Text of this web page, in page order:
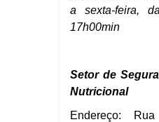
a sexta-feira,
17h00min
Setor de
Nutricional
Endereço: